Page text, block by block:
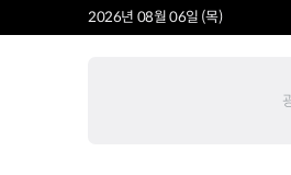
2026년 08월 06일 (목)